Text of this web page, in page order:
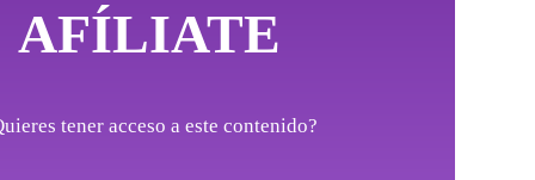
AFÍLIATE
tener acceso a este contenido?